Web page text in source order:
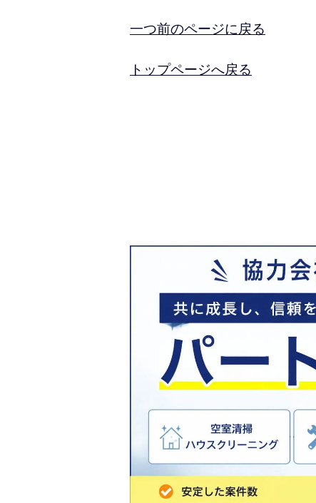
一つ前のページに戻る
トップページへ戻る